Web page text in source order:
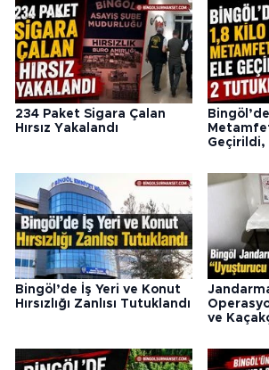
234 Paket Sigara Çalan
Hırsız Yakalandı
Geçirildi,
Bingöl’de İş Yeri ve Konut
Hırsızlığı Zanlısı Tutuklandı
ve